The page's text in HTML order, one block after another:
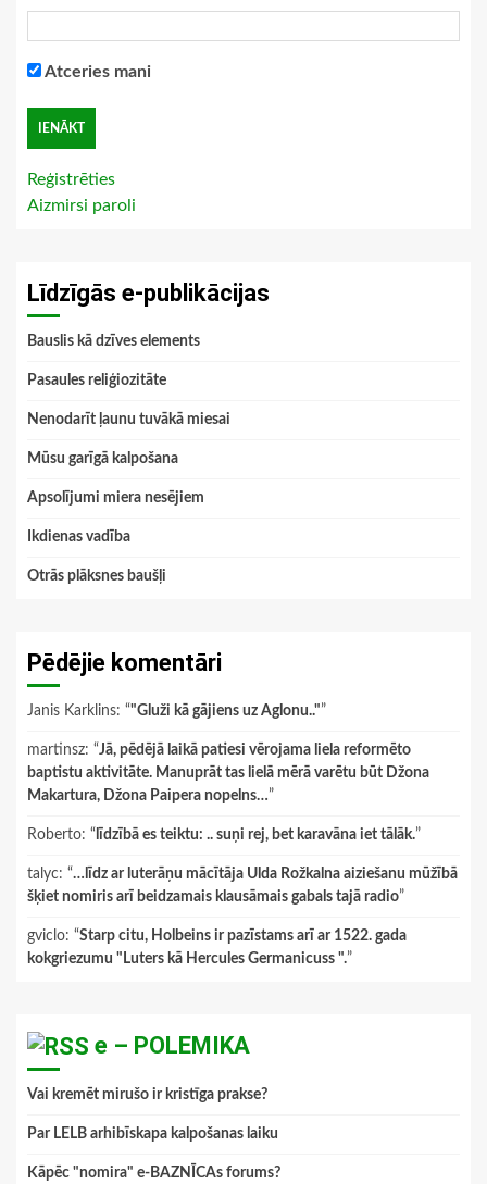
Atceries mani
Reģistrēties
Aizmirsi paroli
Līdzīgās e-publikācijas
Bauslis kā dzīves elements
Pasaules reliģiozitāte
Nenodarīt ļaunu tuvākā miesai
Mūsu garīgā kalpošana
Apsolījumi miera nesējiem
Ikdienas vadība
Otrās plāksnes baušļi
Pēdējie komentāri
Janis Karklins: “"Gluži kā gājiens uz Aglonu.."”
martinsz: “Jā, pēdējā laikā patiesi vērojama liela reformēto
baptistu aktivitāte. Manuprāt tas lielā mērā varētu būt Džona
Makartura, Džona Paipera nopelns…”
Roberto: “ līdzībā es teiktu: .. suņi rej, bet karavāna iet tālāk.”
talyc: “…līdz ar luterāņu mācītāja Ulda Rožkalna aiziešanu mūžībā
šķiet nomiris arī beidzamais klausāmais gabals tajā radio”
gviclo: “Starp citu, Holbeins ir pazīstams arī ar 1522. gada
kokgriezumu "Luters kā Hercules Germanicuss ".”
e – POLEMIKA
Vai kremēt mirušo ir kristīga prakse?
Par LELB arhibīskapa kalpošanas laiku
Kāpēc "nomira" e-BAZNĪCAs forums?